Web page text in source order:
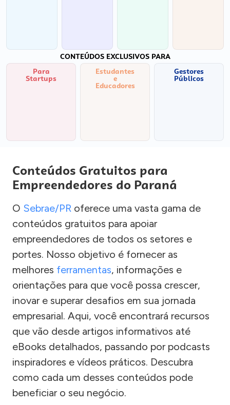
CONTEÚDOS EXCLUSIVOS PARA
Para
Startups
Estudantes
e
Educadores
Gestores
Públicos
Conteúdos Gratuitos para
Empreendedores do Paraná
O Sebrae/PR oferece uma vasta gama de
conteúdos gratuitos para apoiar
empreendedores de todos os setores e
portes. Nosso objetivo é fornecer as
melhores ferramentas, informações e
orientações para que você possa crescer,
inovar e superar desafios em sua jornada
empresarial. Aqui, você encontrará recursos
que vão desde artigos informativos até
eBooks detalhados, passando por podcasts
inspiradores e vídeos práticos. Descubra
como cada um desses conteúdos pode
beneficiar o seu negócio.